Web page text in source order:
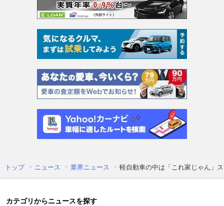
トップ ニュース 業界ニュース 軽自動車の中は「これ家じゃん」
カテゴリからニュースを探す